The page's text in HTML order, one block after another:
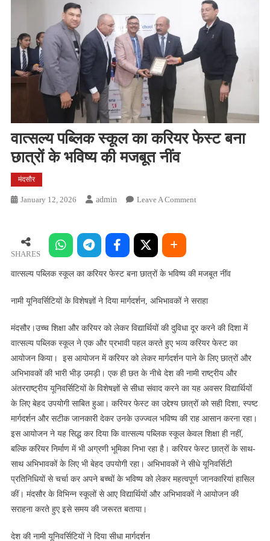
वात्सल्य पब्लिक स्कूल का करियर फेस्ट बना
छात्रों के भविष्य की मजबूत नींव
मंदसौर
January 12, 2026 Admin Leave A CommentOn
के
भविष्य
की
SHARES
वात्सल्य पब्लिक स्कूल का करियर फेस्ट बना छात्रों के भविष्य की मजबूत नींव
नामी यूनिवर्सिटियों के विशेषज्ञों ने दिया मार्गदर्शन, अभिभावकों ने सराहा
मंदसौर।उच्च शिक्षा और करियर को लेकर विद्यार्थियों की दुविधा दूर करने की दिशा में
वात्सल्य पब्लिक स्कूल ने एक और प्रभावी पहल करते हुए भव्य करियर फेस्ट का
आयोजन किया। इस आयोजन में करियर को लेकर मार्गदर्शन पाने के लिए छात्रों और
अभिभावकों की भारी भीड़ उमड़ी। एक ही छत के नीचे देश की नामी राष्ट्रीय और
अंतरराष्ट्रीय यूनिवर्सिटियों के विशेषज्ञों से सीधा संवाद करने का यह अवसर विद्यार्थियों
के लिए बेहद उपयोगी साबित हुआ। करियर फेस्ट का उद्देश्य छात्रों को सही दिशा, स्पष्ट
मार्गदर्शन और सटीक जानकारी देकर उनके उज्ज्वल भविष्य की राह आसान करना रहा।
इस आयोजन ने यह सिद्ध कर दिया कि वात्सल्य पब्लिक स्कूल केवल शिक्षा ही नहीं,
बल्कि करियर निर्माण में भी अग्रणी भूमिका निभा रहा है। करियर फेस्ट छात्रों के साथ-
साथ अभिभावकों के लिए भी बेहद उपयोगी रहा। अभिभावकों ने सीधे यूनिवर्सिटी
प्रतिनिधियों से चर्चा कर अपने बच्चों के भविष्य को लेकर महत्वपूर्ण जानकारियां हासिल
कीं। मंदसौर के विभिन्न स्कूलों से आए विद्यार्थियों और अभिभावकों ने आयोजन की
सराहना करते हुए इसे समय की जरूरत बताया।
देश की नामी यूनिवर्सिटियों ने दिया सीधा मार्गदर्शन